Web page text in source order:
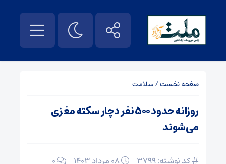
صفحه نخست/سلامت
روزانه حدود ۵۰۰ نفر دچار سکته مغزی
می‌شوند
کد نوشته: 3799 0